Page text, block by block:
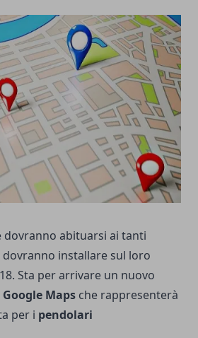
dovranno abituarsi ai tanti
installare sul loro
Sta per arrivare un nuovo
Google Maps che rappresenterà
per i pendolari